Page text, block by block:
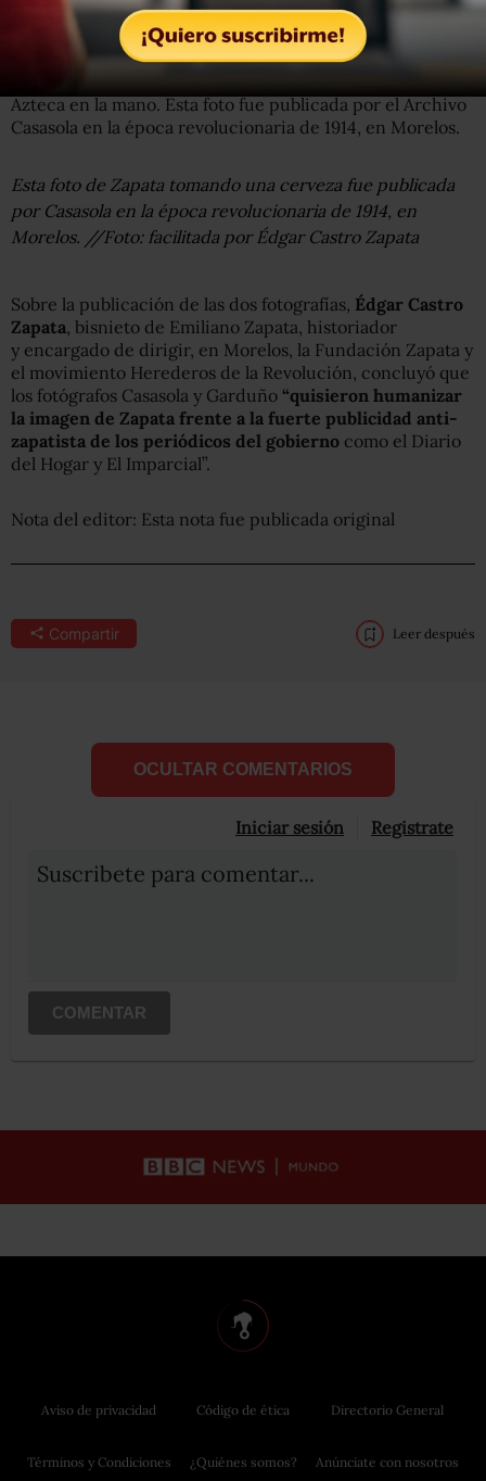
Esta imagen fue publicada en el libro ‘México: Fotografia
y Revolución’, de Miguel Ángel Berumen. //Foto:
facilitada por Édgar ZapataOtra imagen poco conocida es
la de un Zapata sonriente y relajado con una cerveza
Azteca en la mano. Esta foto fue publicada por el Archivo
Casasola en la época revolucionaria de 1914, en Morelos.
Esta foto de Zapata tomando una cerveza fue publicada
por Casasola en la época revolucionaria de 1914, en
Morelos. //Foto: facilitada por Édgar Castro Zapata
Sobre la publicación de las dos fotografías, Édgar Castro
Zapata , bisnieto de Emiliano Zapata, historiador
y encargado de dirigir, en Morelos, la Fundación Zapata y
el movimiento Herederos de la Revolución, concluyó que
los fotógrafos Casasola y Garduño “quisieron humanizar
la imagen de Zapata frente a la fuerte publicidad anti-
zapatista de los periódicos del gobierno como el Diario
del Hogar y El Imparcial”.
Nota del editor: Esta nota fue publicada original
Compartir Leer después
OCULTAR COMENTARIOS
Iniciar sesión Registrate
Suscribete para comentar...
COMENTAR
Aviso de privacidad
Términos y Condiciones
Código de ética
¿Quiénes somos?
Directorio General
Anúnciate con nosotros